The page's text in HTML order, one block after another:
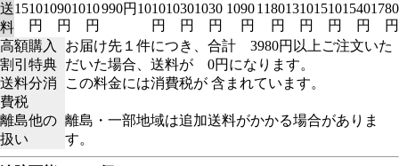
送
料
1510
円
1090
円
1010
円
990円 1010
円
1030
円
1030
円
1090
円
1180
円
1310
円
1510
円
1540
円
1780
円
高額購入
割引特典
お届け先１件につき、合計 3980円以上ご注文いた
だいた場合、送料が 0円になります。
送料分消
費税
この料金には消費税が 含まれています。
離島他の
扱い
離島・一部地域は追加送料がかかる場合がありま
す。